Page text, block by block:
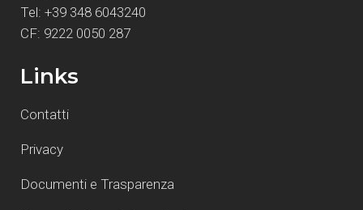
Tel: +39 348 6043240
CF: 9222 0050 287
Links
Contatti
Privacy
Documenti e Trasparenza